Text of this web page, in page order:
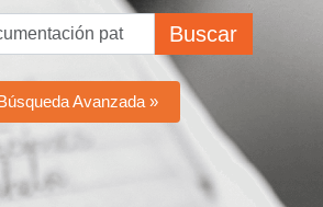
Buscar
Avanzada »